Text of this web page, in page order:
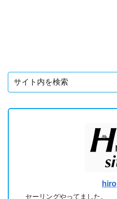
hiro
セーリングやってました。